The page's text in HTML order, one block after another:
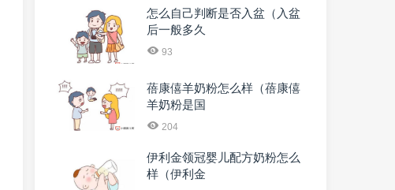
怎么自己判断是否入盆（入盆
后一般多久
93
蓓康僖羊奶粉怎么样（蓓康僖
羊奶粉是国
204
伊利金领冠婴儿配方奶粉怎么
样（伊利金